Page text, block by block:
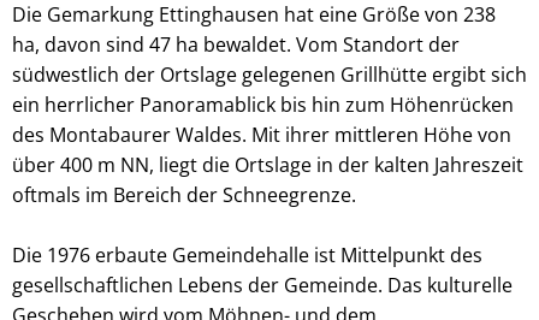
Die Gemarkung Ettinghausen hat eine Größe von 238
ha, davon sind 47 ha bewaldet. Vom Standort der
südwestlich der Ortslage gelegenen Grillhütte ergibt sich
ein herrlicher Panoramablick bis hin zum Höhenrücken
des Montabaurer Waldes. Mit ihrer mittleren Höhe von
über 400 m NN, liegt die Ortslage in der kalten Jahreszeit
oftmals im Bereich der Schneegrenze.
Die 1976 erbaute Gemeindehalle ist Mittelpunkt des
gesellschaftlichen Lebens der Gemeinde. Das kulturelle